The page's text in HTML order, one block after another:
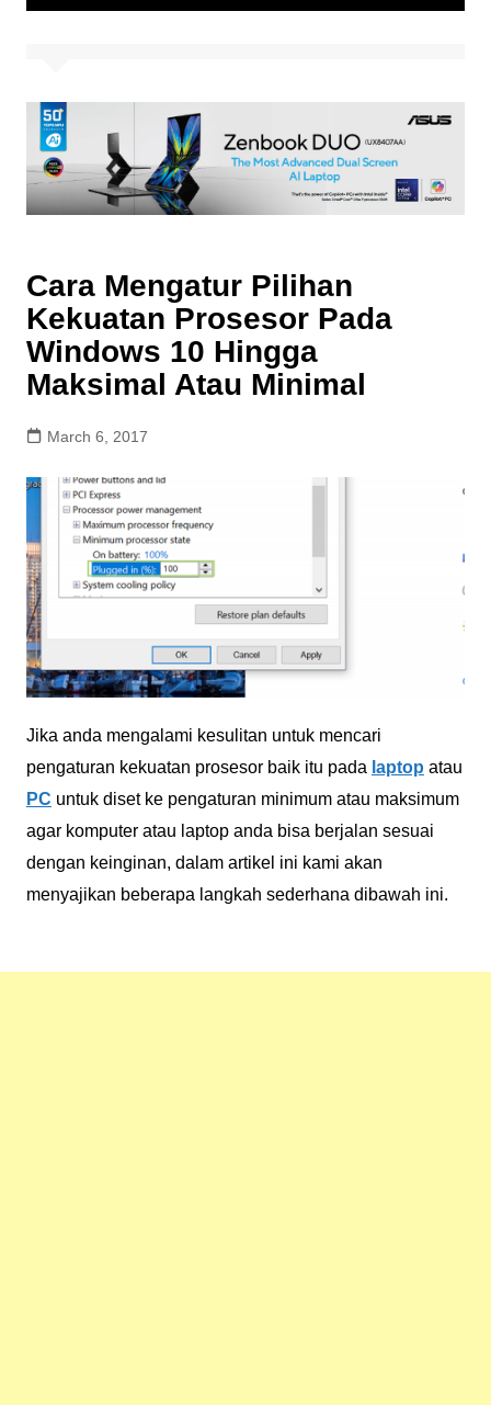
Cara Mengatur Pilihan
Kekuatan Prosesor Pada
Windows 10 Hingga
Maksimal Atau Minimal
March 6, 2017
Jika anda mengalami kesulitan untuk mencari
pengaturan kekuatan prosesor baik itu pada laptop atau
PC untuk diset ke pengaturan minimum atau maksimum
agar komputer atau laptop anda bisa berjalan sesuai
dengan keinginan, dalam artikel ini kami akan
menyajikan beberapa langkah sederhana dibawah ini.